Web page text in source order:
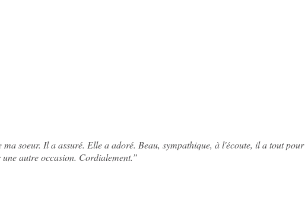
soeur. Il a assuré. Elle a adoré. Beau, sympathique, à l'écoute, il a tout
autre occasion. Cordialement.”